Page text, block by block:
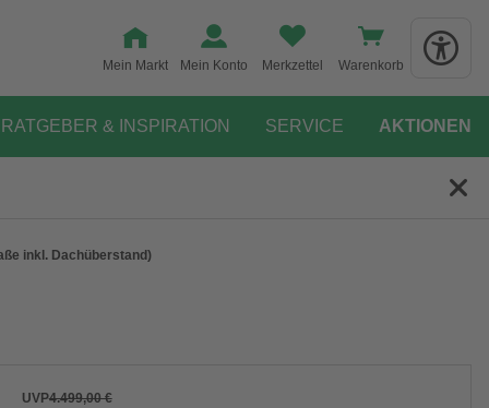
Mein Markt Mein Konto Merkzettel Warenkorb
RATGEBER & INSPIRATION SERVICE AKTIONEN
inkl. Dachüberstand)
UVP4.499,00 €